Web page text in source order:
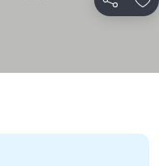
Zdieľať